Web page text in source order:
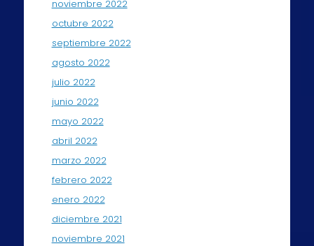
noviembre 2022
octubre 2022
septiembre 2022
agosto 2022
julio 2022
junio 2022
mayo 2022
abril 2022
marzo 2022
febrero 2022
enero 2022
diciembre 2021
noviembre 2021